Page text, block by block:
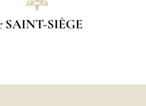
SAINT-SIÈGE